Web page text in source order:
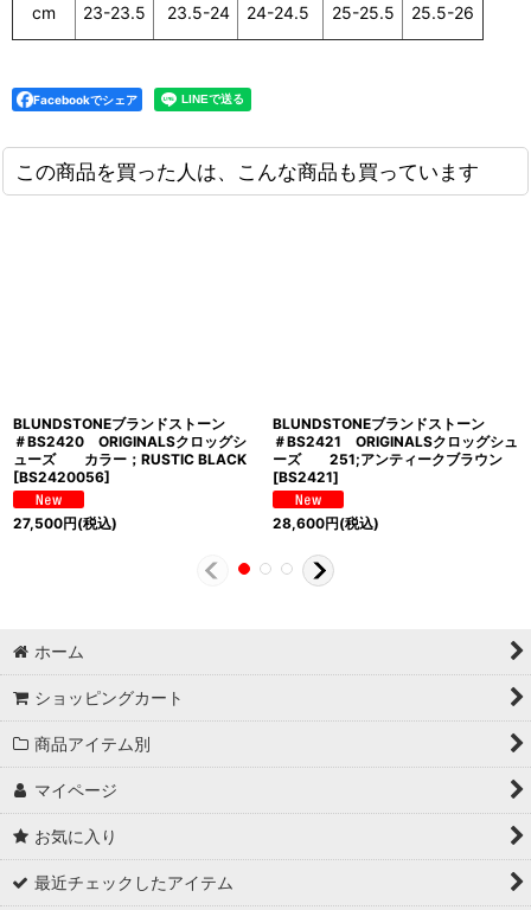
cm 23-23.5 23.5-24 24-24.5 25-25.5 25.5-26
Facebookでシェア
この商品を買った人は、こんな商品も買っています
BLUNDSTONEブランドストーン
＃BS2420 ORIGINALSクロッグシ
ューズ カラー；RUSTIC BLACK
[BS2420056]
27,500円(税込)
BLUNDSTONEブランドストーン
＃BS2421 ORIGINALSクロッグシュ
ーズ 251;アンティークブラウン
[BS2421]
28,600円(税込)
ホーム
ショッピングカート
商品アイテム別
マイページ
お気に入り
最近チェックしたアイテム